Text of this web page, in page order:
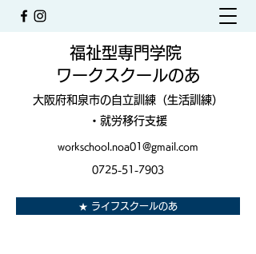
福祉型専門学院
ワークスクールのあ
大阪府和泉市の自立訓練（生活訓練）
・就労移行支援
workschool.noa01@gmail.com
0725-51-7903
★ ライフスクールのあ